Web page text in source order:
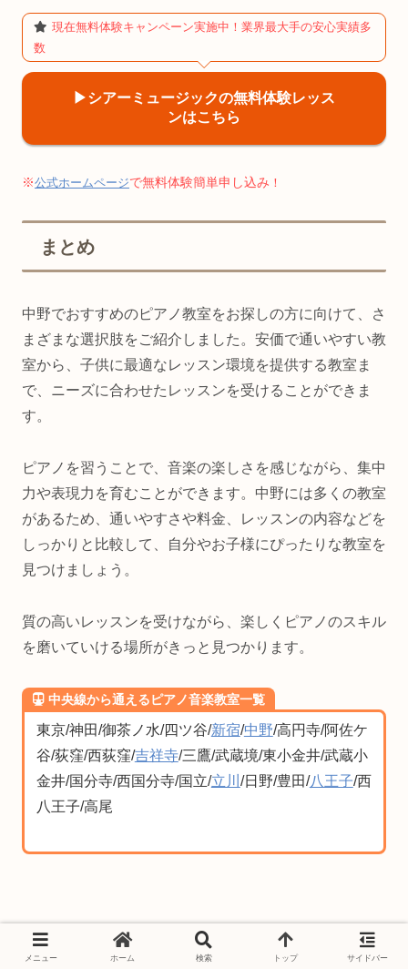
現在無料体験キャンペーン実施中！業界最大手の安心実績多
数
▶︎シアーミュージックの無料体験レッス
ンはこちら
※公式ホームページで無料体験簡単申し込み ！
まとめ
中野でおすすめのピアノ教室をお探しの方に向けて、さ
まざまな選択肢をご紹介しました。安価で通いやすい教
室から、子供に最適なレッスン環境を提供する教室ま
で、ニーズに合わせたレッスンを受けることができま
す。
ピアノを習うことで、音楽の楽しさを感じながら、集中
力や表現力を育むことができます。中野には多くの教室
があるため、通いやすさや料金、レッスンの内容などを
しっかりと比較して、自分やお子様にぴったりな教室を
見つけましょう。
質の高いレッスンを受けながら、楽しくピアノのスキル
を磨いていける場所がきっと見つかります。
中央線から通えるピアノ音楽教室一覧
東京/神田/御茶ノ水/四ツ谷/新宿/中野/高円寺/阿佐ケ
谷/荻窪/西荻窪/吉祥寺/三鷹/武蔵境/東小金井/武蔵小
金井/国分寺/西国分寺/国立/立川 /日野/豊田/八王子/西
八王子/高尾
関連記事
メニュー ホーム 検索 トップ サイドバー